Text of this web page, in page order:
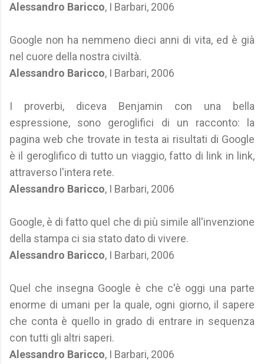
Alessandro Baricco, I Barbari, 2006
Google non ha nemmeno dieci anni di vita, ed è già
nel cuore della nostra civiltà.
Alessandro Baricco, I Barbari, 2006
I proverbi, diceva Benjamin con una bella
espressione, sono geroglifici di un racconto: la
pagina web che trovate in testa ai risultati di Google
è il geroglifico di tutto un viaggio, fatto di link in link,
attraverso l'intera rete.
Alessandro Baricco, I Barbari, 2006
Google, è di fatto quel che di più simile all'invenzione
della stampa ci sia stato dato di vivere.
Alessandro Baricco, I Barbari, 2006
Quel che insegna Google è che c'è oggi una parte
enorme di umani per la quale, ogni giorno, il sapere
che conta è quello in grado di entrare in sequenza
con tutti gli altri saperi.
Alessandro Baricco, I Barbari, 2006